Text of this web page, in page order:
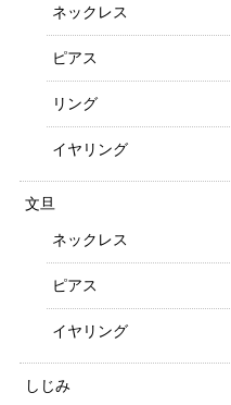
ネックレス
ピアス
リング
イヤリング
文旦
ネックレス
ピアス
イヤリング
しじみ